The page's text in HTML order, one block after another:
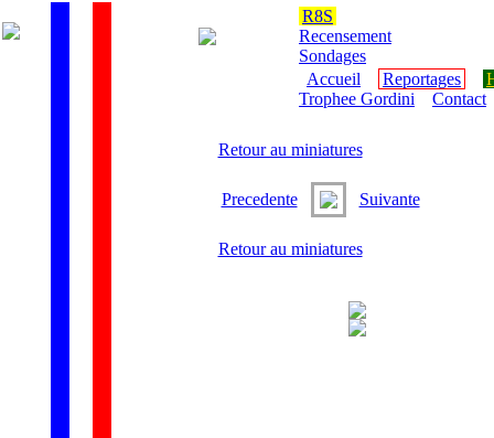
R8S
Recensement
Sondages
Accueil
Reportages
Trophee Gordini
Contact
Retour au miniatures
Precedente Suivante
Retour au miniatures